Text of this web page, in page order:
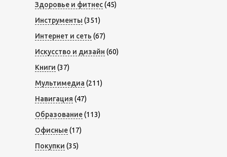
Здоровье и фитнес(45)
Инструменты (351)
Интернет и сеть (67)
Искусство и дизайн (60)
Книги (37)
Мультимедиа (211)
Навигация (47)
Образование(113)
Офисные(17)
Покупки (35)